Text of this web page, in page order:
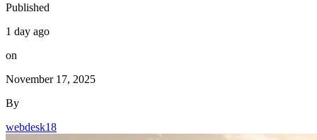
Published
1 day ago
on
November 17, 2025
By
webdesk18